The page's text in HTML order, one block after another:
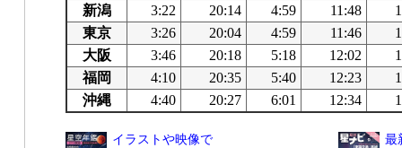
新潟
3:22 20:14 4:59 11:48
東京
3:26 20:04 4:59 11:46
大阪
3:46 20:18 5:18 12:02
福岡
4:10 20:35 5:40 12:23
沖縄
4:40 20:27 6:01 12:34
イラストや映像で
最